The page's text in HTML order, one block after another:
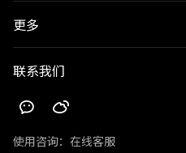
更多
联系我们
使用咨询： 在线客服